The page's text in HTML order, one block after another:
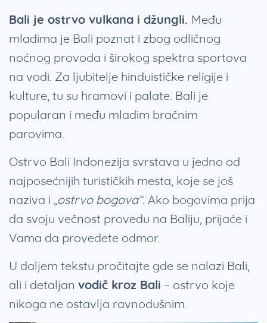
Bali je ostrvo vulkana i džungli. Među
mladima je Bali poznat i zbog odličnog
noćnog provoda i širokog spektra sportova
na vodi. Za ljubitelje hinduističke religije i
kulture, tu su hramovi i palate. Bali je
popularan i među mladim bračnim
parovima.
Ostrvo Bali Indonezija svrstava u jedno od
najposećnijih turističkih mesta, koje se još
naziva i „ostrvo bogova“. Ako bogovima prija
da svoju večnost provedu na Baliju, prijaće i
Vama da provedete odmor.
U daljem tekstu pročitajte gde se nalazi Bali,
ali i detaljan vodič kroz Bali – ostrvo koje
nikoga ne ostavlja ravnodušnim.